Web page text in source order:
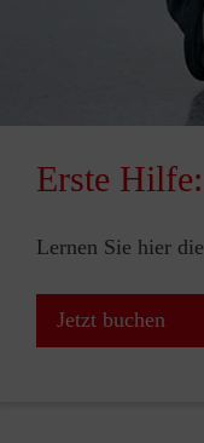
Erste
Lernen Sie hier
Jetzt buchen